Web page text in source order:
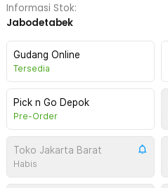
Informasi Stok:
Jabodetabek
Gudang Online
Tersedia
Pick n Go Depok
Pre-Order
Toko Jakarta Barat
Habis